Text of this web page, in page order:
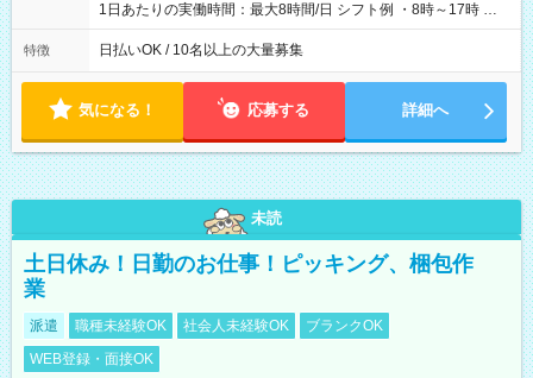
1日あたりの実働時間：最大8時間/日 シフト例 ・8時～17時 ・
12時～21時
特徴 日払いOK / 10名以上の大量募集
気になる！ 応募する 詳細へ
未読
土日休み！日勤のお仕事！ピッキング、梱包作
業
派遣 職種未経験OK 社会人未経験OK
ブランクOK
WEB登録・面接OK